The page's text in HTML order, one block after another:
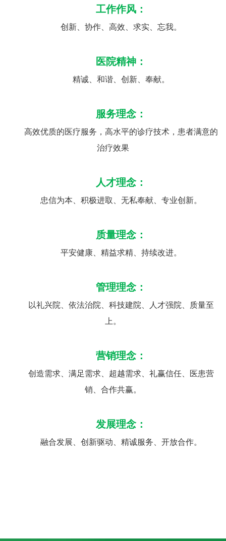
工作作风：
创新、协作、高效、求实、忘我。
医院精神：
精诚、和谐、创新、奉献。
服务理念：
高效优质的医疗服务，高水平的诊疗技术，患者满意的
治疗效果
人才理念：
忠信为本、积极进取、无私奉献、专业创新。
质量理念：
平安健康、精益求精、持续改进。
管理理念：
以礼兴院、依法治院、科技建院、人才强院、质量至
上。
营销理念：
创造需求、满足需求、超越需求、礼赢信任、医患营
销、合作共赢。
发展理念：
融合发展、创新驱动、精诚服务、开放合作。